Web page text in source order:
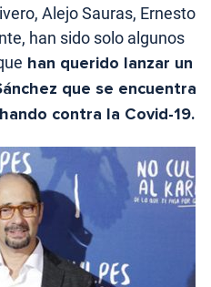
Alejo Sauras, Ernesto
han sido solo algunos
han querido lanzar un
que se encuentra
contra la Covid-19.